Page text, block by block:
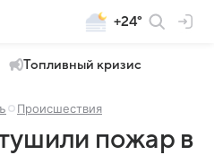
+24°
Топливный кризис
Происшествия
пожар в